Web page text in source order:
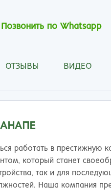
Позвонить по Whatsapp
ОТЗЫВЫ ВИДЕО
работать в
который станет
так и для
Наша компания